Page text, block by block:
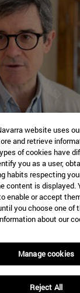
s/n
website uses
and retrieve
of cookies have
you as a user,
habits respecting
content is displayed.
enable or accept
you choose one of
about our
Manage cookies
Reject All